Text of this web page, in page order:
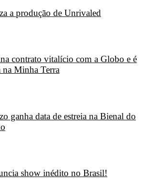
a produção de Unrivaled
contrato vitalício com a Globo e é
Minha Terra
ganha data de estreia na Bienal do
show inédito no Brasil!